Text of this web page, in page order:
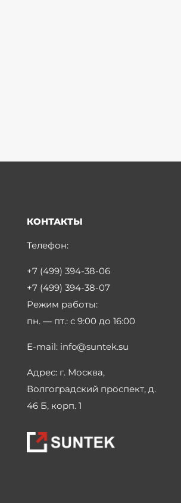
КОНТАКТЫ
Телефон:
+7 (499) 394-38-06
+7 (499) 394-38-07
Режим работы:
пн. — пт.: с 9:00 до 16:00
E-mail: info@suntek.su
Адрес:г. Москва,
Волгоградский проспект, д.
46 Б, корп. 1